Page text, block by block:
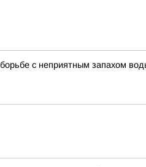
с неприятным запахом